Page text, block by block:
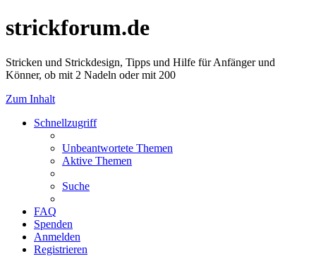
strickforum.de
Stricken und Strickdesign, Tipps und Hilfe für Anfänger und
Könner, ob mit 2 Nadeln oder mit 200
Zum Inhalt
Schnellzugriff
Unbeantwortete Themen
Aktive Themen
Suche
FAQ
Spenden
Anmelden
Registrieren